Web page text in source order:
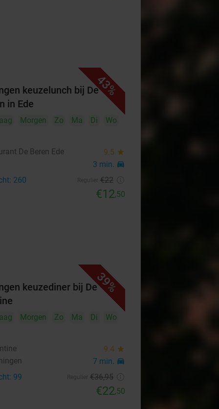
43%
keuzelunch bij De
in Ede
Morgen Zo Ma Di
Wo
De Beren Ede
9.5 star
3 min. directions_car
260 €22
€12,50
39%
keuzediner bij De
Morgen Zo Ma Di
Wo
9.4 star
7 min. directions_car
99 €36,95
€22,50